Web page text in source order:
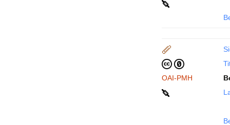
OAI-PMH